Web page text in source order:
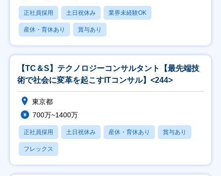
正社員採用 土日祝休み 業界未経験OK
産休・育休あり 賞与あり
【TC＆S】テクノロジーコンサルタント【最先端技
術で社会に変革を起こすITコンサル】<244>
東京都
700万~1400万
正社員採用 土日祝休み 産休・育休あり 賞与あり
フレックス